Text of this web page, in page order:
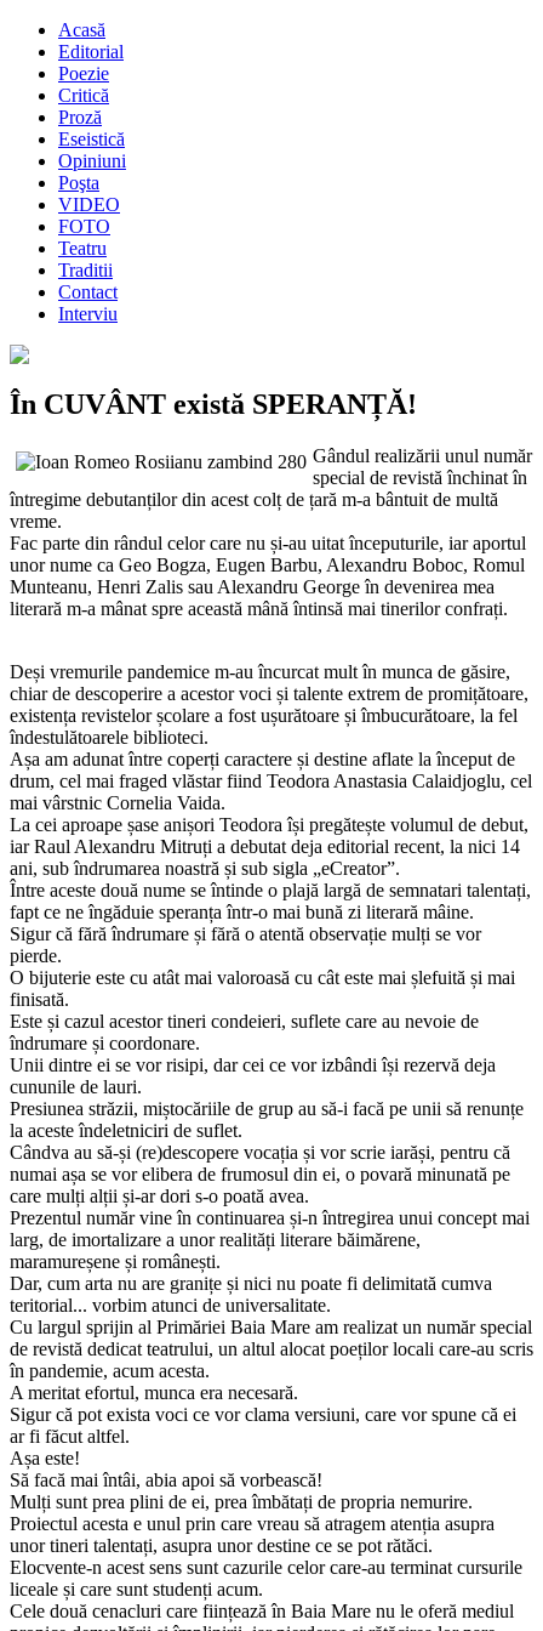
Acasă
Editorial
Poezie
Critică
Proză
Eseistică
Opiniuni
Poşta
VIDEO
FOTO
Teatru
Traditii
Contact
Interviu
În CUVÂNT există SPERANȚĂ!
Gândul realizării unul număr
special de revistă închinat în
întregime debutanților din acest colț de țară m-a bântuit de multă
vreme.
Fac parte din rândul celor care nu și-au uitat începuturile, iar aportul
unor nume ca Geo Bogza, Eugen Barbu, Alexandru Boboc, Romul
Munteanu, Henri Zalis sau Alexandru George în devenirea mea
literară m-a mânat spre această mână întinsă mai tinerilor confrați.
Deși vremurile pandemice m-au încurcat mult în munca de găsire,
chiar de descoperire a acestor voci și talente extrem de promițătoare,
existența revistelor școlare a fost ușurătoare și îmbucurătoare, la fel
îndestulătoarele biblioteci.
Așa am adunat între coperți caractere și destine aflate la început de
drum, cel mai fraged vlăstar fiind Teodora Anastasia Calaidjoglu, cel
mai vârstnic Cornelia Vaida.
La cei aproape șase anișori Teodora își pregătește volumul de debut,
iar Raul Alexandru Mitruți a debutat deja editorial recent, la nici 14
ani, sub îndrumarea noastră și sub sigla „eCreator”.
Între aceste două nume se întinde o plajă largă de semnatari talentați,
fapt ce ne îngăduie speranța într-o mai bună zi literară mâine.
Sigur că fără îndrumare și fără o atentă observație mulți se vor
pierde.
O bijuterie este cu atât mai valoroasă cu cât este mai șlefuită și mai
finisată.
Este și cazul acestor tineri condeieri, suflete care au nevoie de
îndrumare și coordonare.
Unii dintre ei se vor risipi, dar cei ce vor izbândi își rezervă deja
cununile de lauri.
Presiunea străzii, miștocăriile de grup au să-i facă pe unii să renunțe
la aceste îndeletniciri de suflet.
Cândva au să-și (re)descopere vocația și vor scrie iarăși, pentru că
numai așa se vor elibera de frumosul din ei, o povară minunată pe
care mulți alții și-ar dori s-o poată avea.
Prezentul număr vine în continuarea și-n întregirea unui concept mai
larg, de imortalizare a unor realități literare băimărene,
maramureșene și românești.
Dar, cum arta nu are granițe și nici nu poate fi delimitată cumva
teritorial... vorbim atunci de universalitate.
Cu largul sprijin al Primăriei Baia Mare am realizat un număr special
de revistă dedicat teatrului, un altul alocat poeților locali care-au scris
în pandemie, acum acesta.
A meritat efortul, munca era necesară.
Sigur că pot exista voci ce vor clama versiuni, care vor spune că ei
ar fi făcut altfel.
Așa este!
Să facă mai întâi, abia apoi să vorbească!
Mulți sunt prea plini de ei, prea îmbătați de propria nemurire.
Proiectul acesta e unul prin care vreau să atragem atenția asupra
unor tineri talentați, asupra unor destine ce se pot rătăci.
Elocvente-n acest sens sunt cazurile celor care-au terminat cursurile
liceale și care sunt studenți acum.
Cele două cenacluri care ființează în Baia Mare nu le oferă mediul